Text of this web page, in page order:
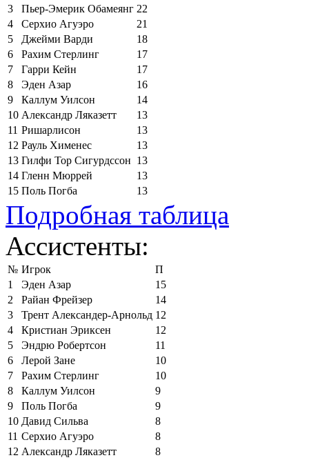
3
Пьер-Эмерик Обамеянг 22
4
Серхио Агуэро
21
5
Джейми Варди
18
6
Рахим Стерлинг
17
7
Гарри Кейн
17
8
Эден Азар
16
9
Каллум Уилсон
14
10 Александр Ляказетт
13
11 Ришарлисон
13
12 Рауль Хименес
13
13 Гилфи Тор Сигурдссон 13
14 Гленн Мюррей
13
15 Поль Погба 13
Подробная таблица
Ассистенты:
№ Игрок
П
1
Эден Азар
15
2
Райан Фрейзер
14
3
Трент Александер-Арнольд 12
4
Кристиан Эриксен
12
5
Эндрю Робертсон
11
6
Лерой Зане
10
7
Рахим Стерлинг
10
8
Каллум Уилсон
9
9
Поль Погба
9
10 Давид Сильва
8
11 Серхио Агуэро
8
12 Александр Ляказетт 8